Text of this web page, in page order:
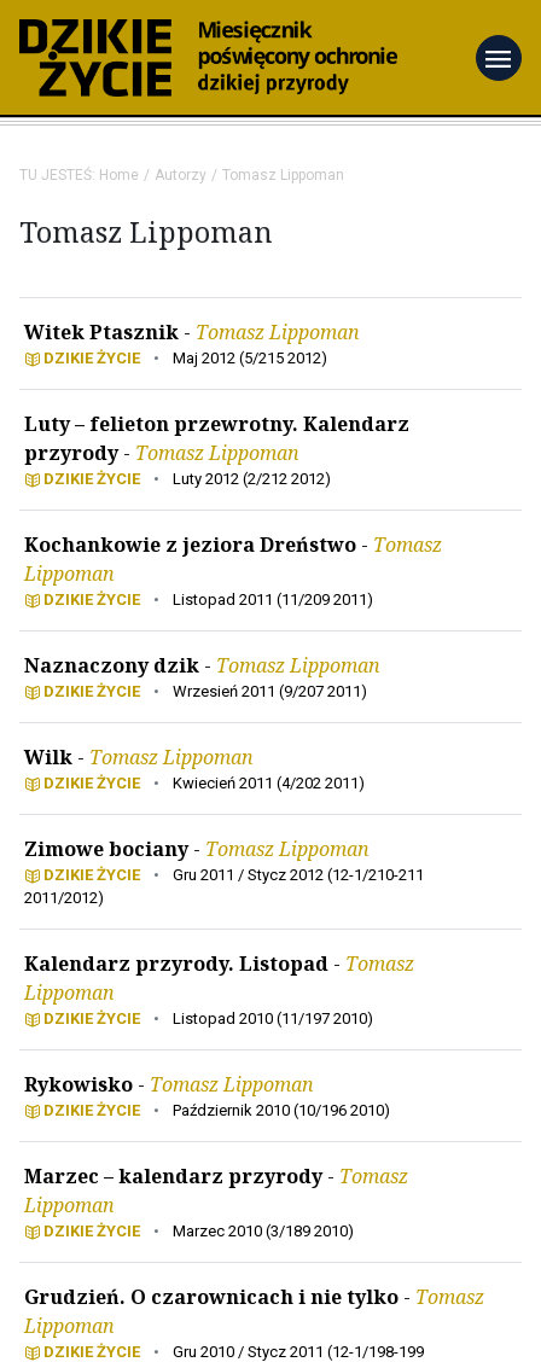
menu
TU JESTEŚ: Home Autorzy Tomasz Lippoman
Tomasz Lippoman
Witek Ptasznik - Tomasz Lippoman
DZIKIE ŻYCIE • Maj 2012 (5/215 2012)
Luty – felieton przewrotny. Kalendarz
przyrody- Tomasz Lippoman
DZIKIE ŻYCIE • Luty 2012 (2/212 2012)
Kochankowie z jeziora Dreństwo - Tomasz
Lippoman
DZIKIE ŻYCIE • Listopad 2011 (11/209 2011)
Naznaczony dzik - Tomasz Lippoman
DZIKIE ŻYCIE • Wrzesień 2011 (9/207 2011)
Wilk - Tomasz Lippoman
DZIKIE ŻYCIE • Kwiecień 2011 (4/202 2011)
Zimowe bociany- Tomasz Lippoman
DZIKIE ŻYCIE •
Gru 2011 / Stycz 2012 (12-1/210-211
2011/2012)
Kalendarz przyrody. Listopad - Tomasz
Lippoman
DZIKIE ŻYCIE • Listopad 2010 (11/197 2010)
Rykowisko - Tomasz Lippoman
DZIKIE ŻYCIE • Październik 2010 (10/196 2010)
Marzec – kalendarz przyrody- Tomasz
Lippoman
DZIKIE ŻYCIE • Marzec 2010 (3/189 2010)
Grudzień. O czarownicach i nie tylko - Tomasz
Lippoman
DZIKIE ŻYCIE •
Gru 2010 / Stycz 2011 (12-1/198-199